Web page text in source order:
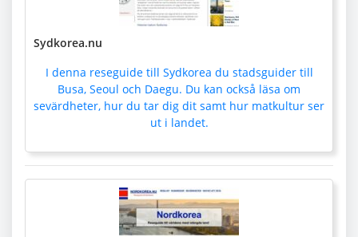
Sydkorea.nu
I denna reseguide till Sydkorea du stadsguider till
Busa, Seoul och Daegu. Du kan också läsa om
sevärdheter, hur du tar dig dit samt hur matkultur ser
ut i landet.